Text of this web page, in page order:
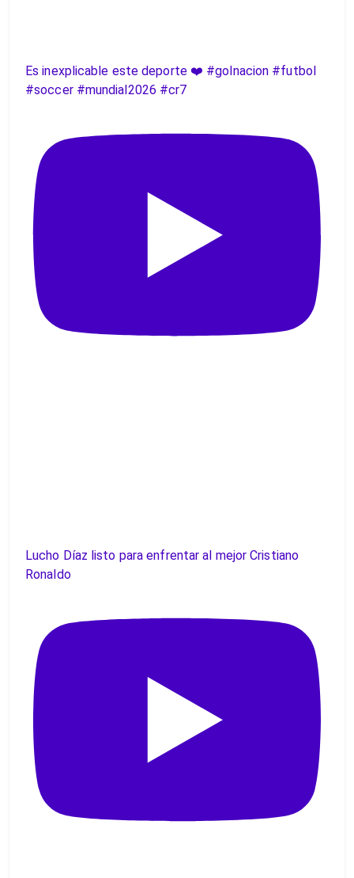
Es inexplicable este deporte ❤️ #golnacion #futbol
#soccer #mundial2026 #cr7
Lucho Díaz listo para enfrentar al mejor Cristiano
Ronaldo